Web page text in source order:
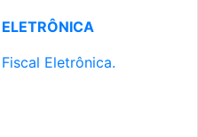
Eletrônica.